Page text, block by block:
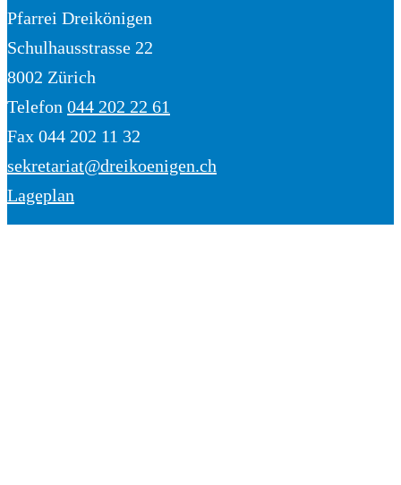
Pfarrei Dreikönigen
Schulhausstrasse 22
8002 Zürich
Telefon 044 202 22 61
Fax 044 202 11 32
sekretariat@dreikoenigen.ch
Lageplan